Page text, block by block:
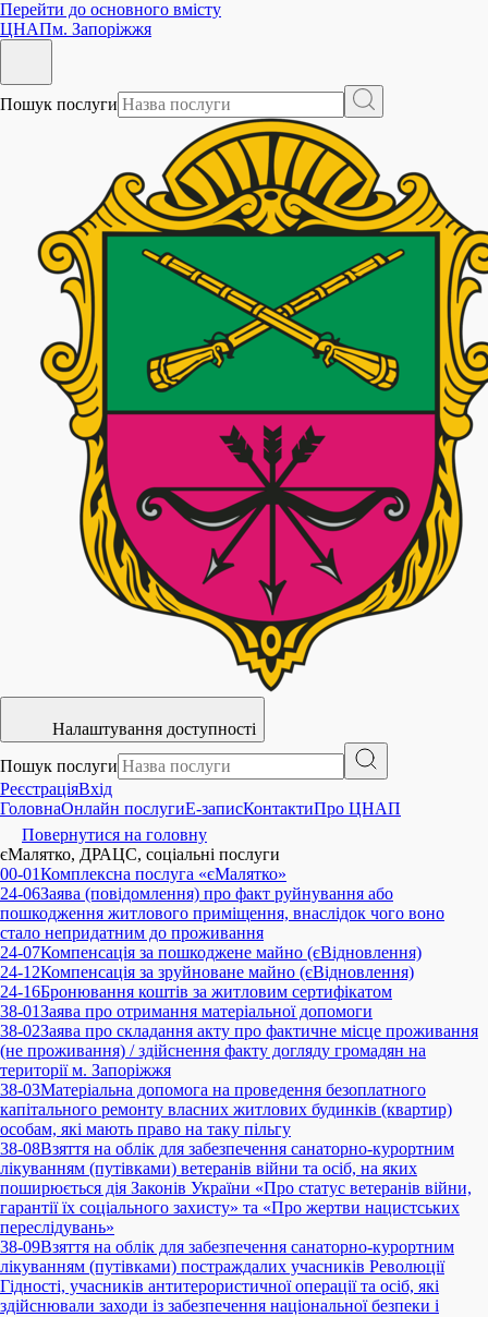
Перейти до основного вмісту
ЦНАПм. Запоріжжя
Пошук послуги
Налаштування доступності
Пошук послуги
РеєстраціяВхід
ГоловнаОнлайн послугиE-записКонтактиПро ЦНАП
Повернутися на головну
єМалятко, ДРАЦC, соціальні послуги
00-01Комплексна послуга «єМалятко»
24-06Заява (повідомлення) про факт руйнування або
пошкодження житлового приміщення, внаслідок чого воно
стало непридатним до проживання
24-07Компенсація за пошкоджене майно (єВідновлення)
24-12Компенсація за зруйноване майно (єВідновлення)
24-16Бронювання коштів за житловим сертифікатом
38-01Заява про отримання матеріальної допомоги
38-02Заява про складання акту про фактичне місце проживання
(не проживання) / здійснення факту догляду громадян на
території м. Запоріжжя
38-03Матеріальна допомога на проведення безоплатного
капітального ремонту власних житлових будинків (квартир)
особам, які мають право на таку пільгу
38-08Взяття на облік для забезпечення санаторно-курортним
лікуванням (путівками) ветеранів війни та осіб, на яких
поширюється дія Законів України «Про статус ветеранів війни,
гарантії їх соціального захисту» та «Про жертви нацистських
переслідувань»
38-09Взяття на облік для забезпечення санаторно-курортним
лікуванням (путівками) постраждалих учасників Революції
Гідності, учасників антитерористичної операції та осіб, які
здійснювали заходи із забезпечення національної безпеки і